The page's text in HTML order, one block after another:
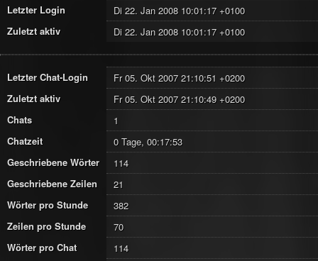
Letzter Login
Di 22. Jan 2008 10:01:17 +0100
Zuletzt aktiv
Di 22. Jan 2008 10:01:17 +0100
Letzter Chat-Login
Fr 05. Okt 2007 21:10:51 +0200
Zuletzt aktiv
Fr 05. Okt 2007 21:10:49 +0200
Chats
1
Chatzeit
0 Tage, 00:17:53
Geschriebene Wörter
114
Geschriebene Zeilen
21
Wörter pro Stunde
382
Zeilen pro Stunde
70
Wörter pro Chat
114